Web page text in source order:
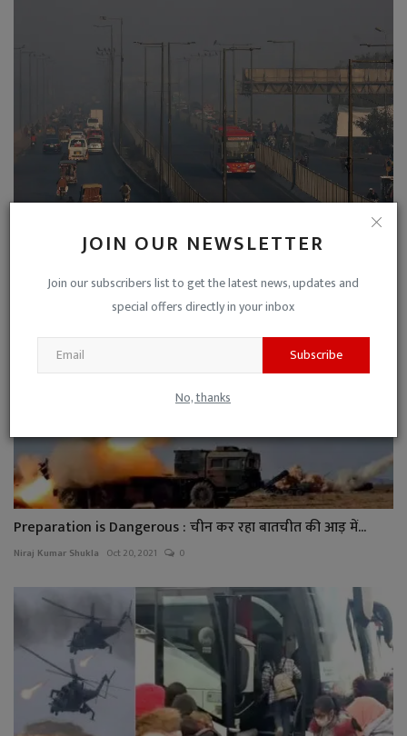
JOIN OUR NEWSLETTER
Join our subscribers list to get the latest news, updates and
special offers directly in your inbox
Subscribe
No, thanks
Niraj Kumar Shukla Nov 25, 2021
Preparation is Dangerous : चीन कर रहा बातचीत की आड़ में...
Niraj Kumar Shukla Oct 20, 2021 0